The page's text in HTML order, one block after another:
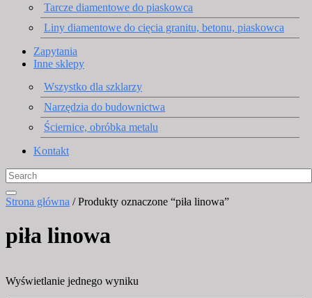
Tarcze diamentowe do piaskowca
Liny diamentowe do cięcia granitu, betonu, piaskowca
Zapytania
Inne sklepy
Wszystko dla szklarzy
Narzędzia do budownictwa
Ściernice, obróbka metalu
Kontakt
Strona główna / Produkty oznaczone “piła linowa”
piła linowa
Wyświetlanie jednego wyniku